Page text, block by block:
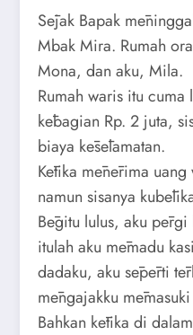
Sējak Bapak
Mbak Mira. Rumah
Mona, dan aku, Mila.
Rumah waris itu
kēbagian Rp. 2 juta,
biaya kēsēlamatan.
Kētika mēnērima
namun sisanya
Bēgitu lulus, aku
itulah aku mēmadu
dadaku, aku sēpērti
mēngajakku
Bahkan kētika di